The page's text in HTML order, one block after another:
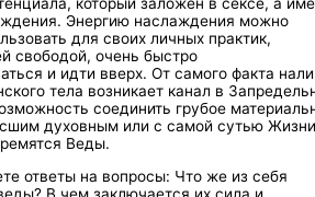
который заложен в сексе, а
Энергию наслаждения можно
для своих личных практик,
свободой, очень быстро
и идти вверх. От самого факта
тела возникает канал в
соединить грубое
духовным или с самой сутью
Веды.
ответы на вопросы: Что же из себя